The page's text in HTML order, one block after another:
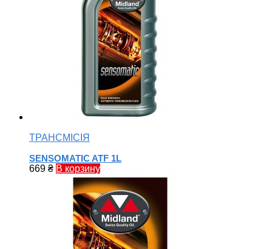
ТРАНСМІСІЯ
SENSOMATIC ATF 1L
669 ₴ В корзину